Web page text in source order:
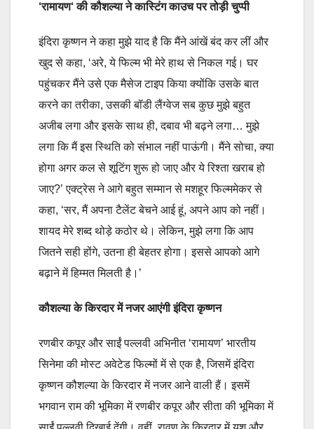
‘रामायण‘की कौशल्या ने कास्टिंग काउच पर तोड़ी चुप्पी
इंदिरा कृष्णन ने कहा मुझे याद है कि मैंने आंखें बंद कर लीं और
खुद से कहा, ‘अरे, ये फिल्म भी मेरे हाथ से निकल गई। घर
पहुंचकर मैंने उसे एक मैसेज टाइप किया क्योंकि उसके बात
करने का तरीका, उसकी बॉडी लैंग्वेज सब कुछ मुझे बहुत
अजीब लगा और इसके साथ ही, दबाव भी बढ़ने लगा… मुझे
लगा कि मैं इस स्थिति को संभाल नहीं पाऊंगी। मैंने सोचा, क्या
होगा अगर कल से शूटिंग शुरू हो जाए और ये रिश्ता खराब हो
जाए?’ एक्ट्रेस ने आगे बहुत सम्मान से मशहूर फिल्ममेकर से
कहा, ‘सर, मैं अपना टैलेंट बेचने आई हूं, अपने आप को नहीं।
शायद मेरे शब्द थोड़े कठोर थे। लेकिन, मुझे लगा कि आप
जितने सही होंगे, उतना ही बेहतर होगा। इससे आपको आगे
बढ़ाने में हिम्मत मिलती है।’
कौशल्या के किरदार में नजर आएंगी इंदिरा कृष्णन
रणबीर कपूर और साईं पल्लवी अभिनीत ‘रामायण’ भारतीय
सिनेमा की मोस्ट अवेटेड फिल्मों में से एक है, जिसमें इंदिरा
कृष्णन कौशल्या के किरदार में नजर आने वाली हैं। इसमें
भगवान राम की भूमिका में रणबीर कपूर और सीता की भूमिका में